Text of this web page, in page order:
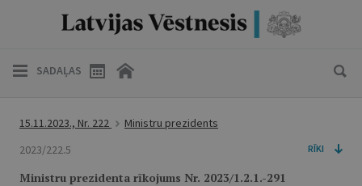
SADAĻAS
15.11.2023., Nr. 222
Ministru prezidents
2023/222.5
RĪKI
Ministru prezidenta rīkojums Nr. 2023/1.2.1.-291